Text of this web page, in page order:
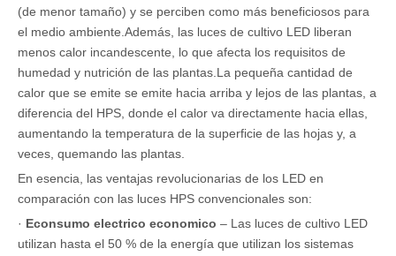
(de menor tamaño) y se perciben como más beneficiosos para
el medio ambiente.Además, las luces de cultivo LED liberan
menos calor incandescente, lo que afecta los requisitos de
humedad y nutrición de las plantas.La pequeña cantidad de
calor que se emite se emite hacia arriba y lejos de las plantas, a
diferencia del HPS, donde el calor va directamente hacia ellas,
aumentando la temperatura de la superficie de las hojas y, a
veces, quemando las plantas.
En esencia, las ventajas revolucionarias de los LED en
comparación con las luces HPS convencionales son:
· Econsumo electrico economico – Las luces de cultivo LED
utilizan hasta el 50 % de la energía que utilizan los sistemas